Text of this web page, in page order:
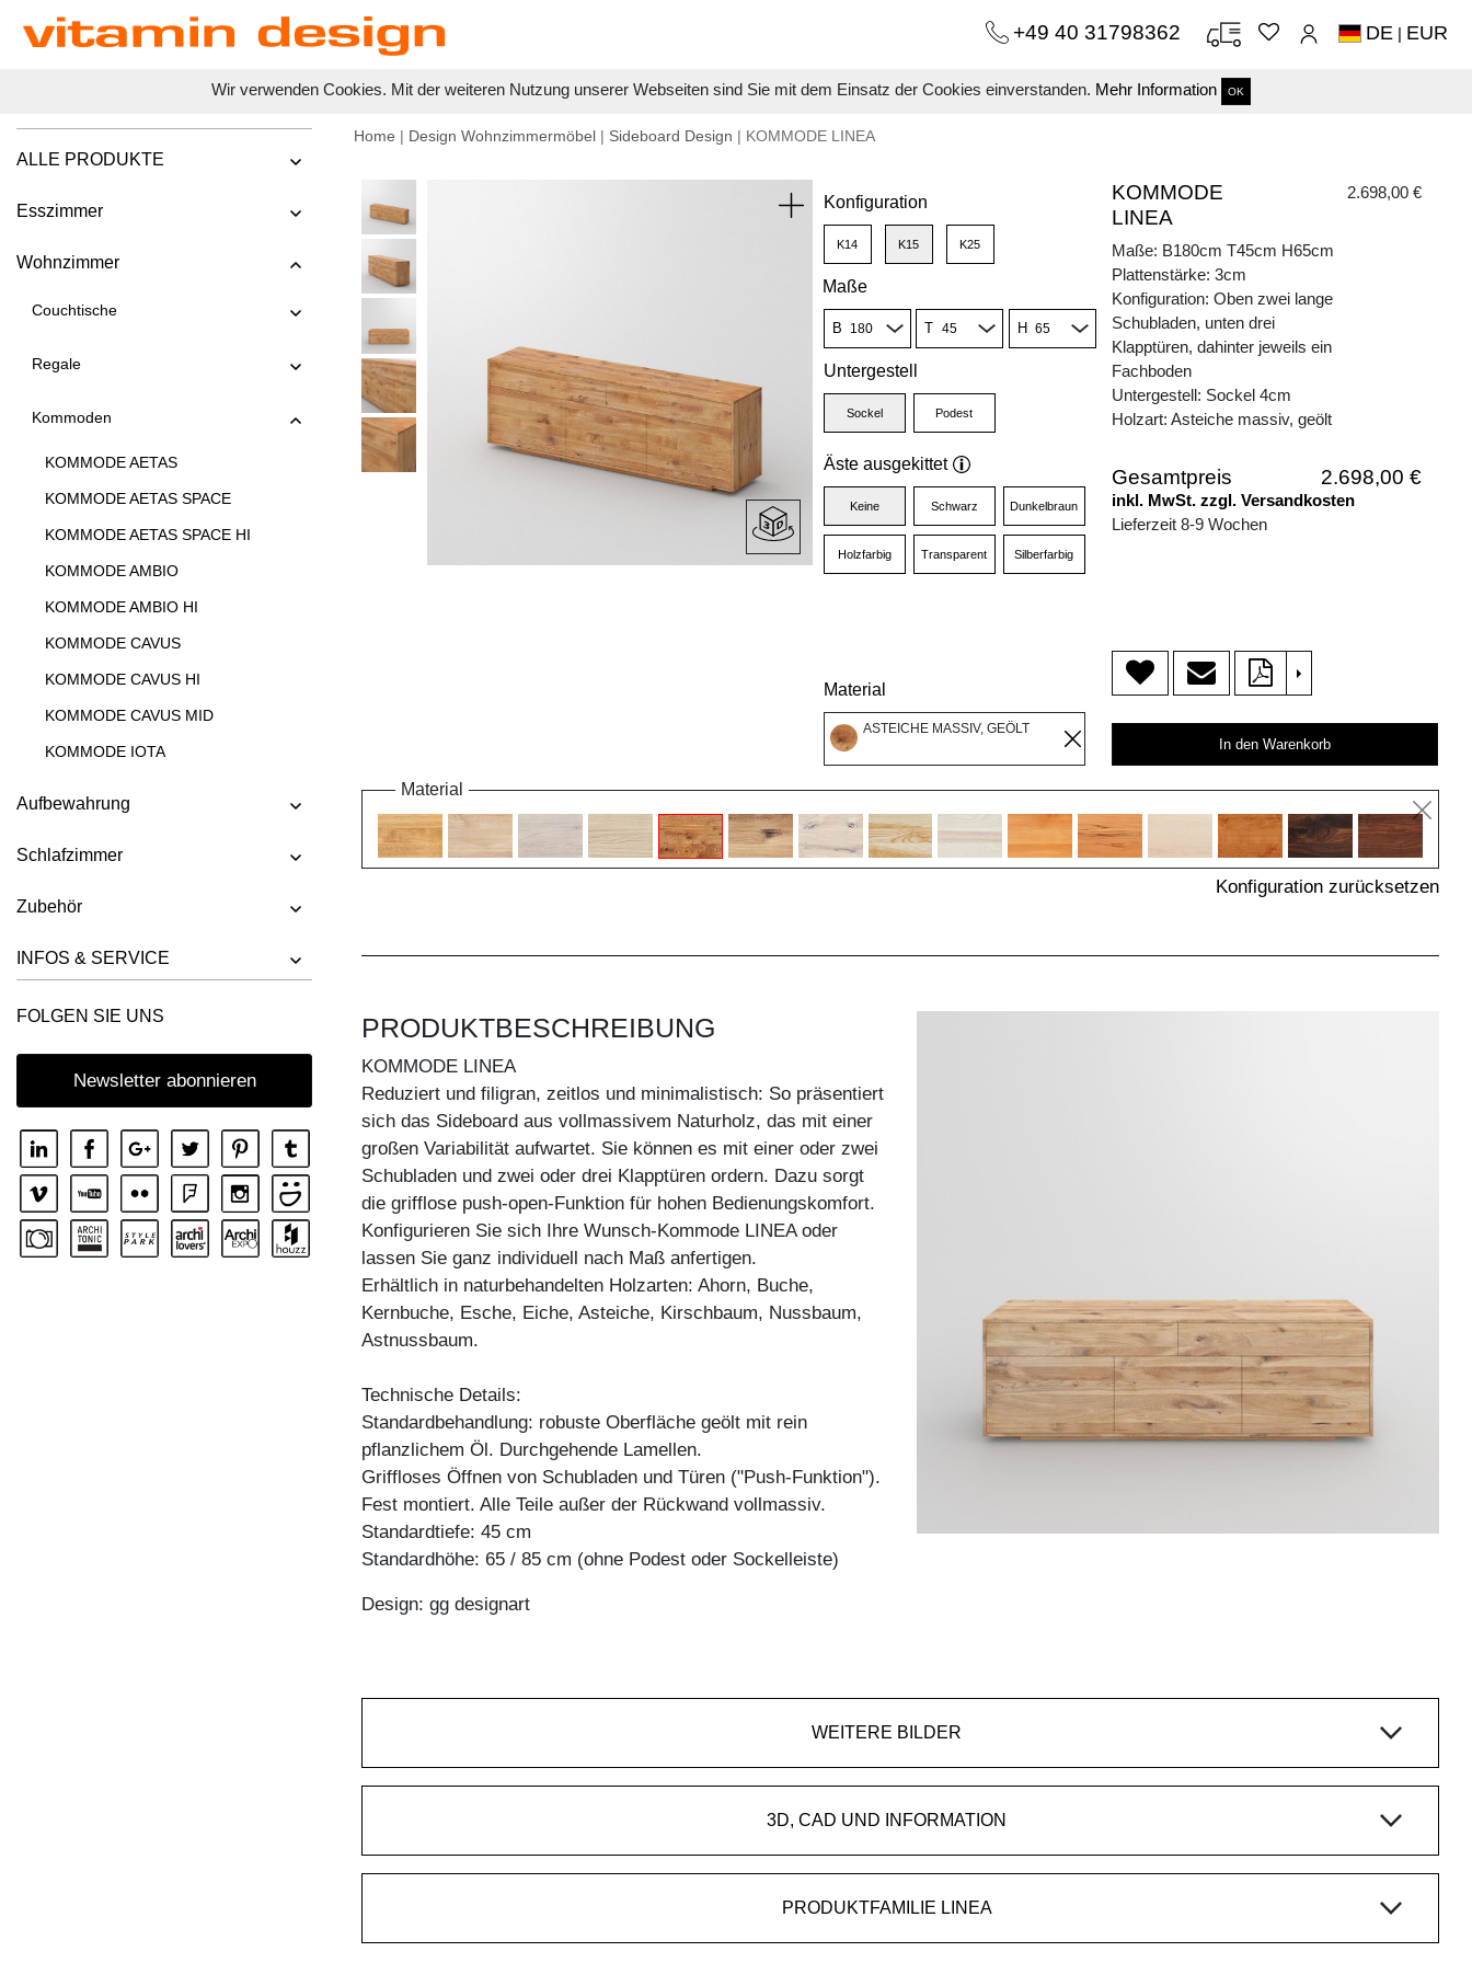
Wir verwenden Cookies. Mit der weiteren Nutzung unserer Webseiten sind Sie mit dem Einsatz der Cookies einverstanden. Mehr Information OK
+49 40 31798362 DE | EUR
ALLE PRODUKTE
Esszimmer
Wohnzimmer
Couchtische
Regale
Kommoden
KOMMODE AETAS
KOMMODE AETAS SPACE
KOMMODE AETAS SPACE HI
KOMMODE AMBIO
KOMMODE AMBIO HI
KOMMODE CAVUS
KOMMODE CAVUS HI
KOMMODE CAVUS MID
KOMMODE IOTA
KOMMODE IOTA MID
KOMMODE IOTA MID VINO
KOMMODE IOTA TV
KOMMODE IOTA WALL V
KOMMODE LINEA
KOMMODE LINEA HI
KOMMODE MENA F
KOMMODE PYRA
KOMMODE PYRA TV
Aufbewahrung
Schlafzimmer
Zubehör
INFOS & SERVICE
FOLGEN SIE UNS
Newsletter abonnieren
Home | Design Wohnzimmermöbel | Sideboard Design | KOMMODE LINEA
Konfiguration
K14 K15 K25
Maße
B T H
Untergestell
Sockel Podest
Äste ausgekittet
Keine Schwarz Dunkelbraun
Holzfarbig Transparent Silberfarbig
Material
ASTEICHE MASSIV, GEÖLT
KOMMODE
LINEA
2.698,00 €
Maße: B180cm T45cm H65cm
Plattenstärke: 3cm
Konfiguration: Oben zwei lange
Schubladen, unten drei
Klapptüren, dahinter jeweils ein
Fachboden
Untergestell: Sockel 4cm
Holzart: Asteiche massiv, geölt
Gesamtpreis 2.698,00 €
inkl. MwSt. zzgl. Versandkosten
Lieferzeit 8-9 Wochen
>
In den Warenkorb
Material
Konfiguration zurücksetzen
PRODUKTBESCHREIBUNG
KOMMODE LINEA
Reduziert und filigran, zeitlos und minimalistisch: So präsentiert
sich das Sideboard aus vollmassivem Naturholz, das mit einer
großen Variabilität aufwartet. Sie können es mit einer oder zwei
Schubladen und zwei oder drei Klapptüren ordern. Dazu sorgt
die grifflose push-open-Funktion für hohen Bedienungskomfort.
Konfigurieren Sie sich Ihre Wunsch-Kommode LINEA oder
lassen Sie ganz individuell nach Maß anfertigen.
Erhältlich in naturbehandelten Holzarten: Ahorn, Buche,
Kernbuche, Esche, Eiche, Asteiche, Kirschbaum, Nussbaum,
Astnussbaum.
Technische Details:
Standardbehandlung: robuste Oberfläche geölt mit rein
pflanzlichem Öl. Durchgehende Lamellen.
Griffloses Öffnen von Schubladen und Türen ("Push-Funktion").
Fest montiert. Alle Teile außer der Rückwand vollmassiv.
Standardtiefe: 45 cm
Standardhöhe: 65 / 85 cm (ohne Podest oder Sockelleiste)
Design: gg designart
WEITERE BILDER
3D, CAD UND INFORMATION
PRODUKTFAMILIE LINEA